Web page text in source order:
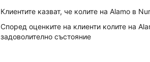
Клиентите казват, че колите на Alamo в
Според оценките на клиенти колите на
задоволително състояние